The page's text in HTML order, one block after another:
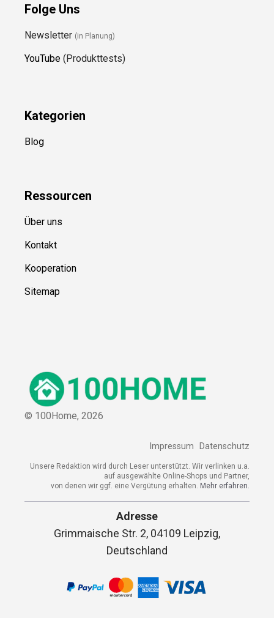
Folge Uns
Newsletter (in Planung)
YouTube (Produkttests)
Kategorien
Blog
Ressourcen
Über uns
Kontakt
Kooperation
Sitemap
© 100Home, 2026
Impressum Datenschutz
Unsere Redaktion wird durch Leser unterstützt. Wir verlinken u.a.
auf ausgewählte Online-Shops und Partner,
von denen wir ggf. eine Vergütung erhalten. Mehr erfahren.
Adresse
Grimmaische Str. 2, 04109 Leipzig,
Deutschland